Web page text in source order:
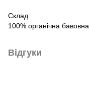
Склад:
100% органічна бавовна
Відгуки